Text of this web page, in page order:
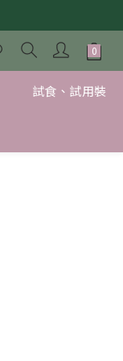
試食、試用裝